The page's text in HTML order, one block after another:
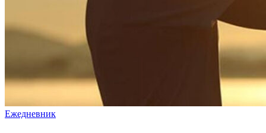
Ежедневник